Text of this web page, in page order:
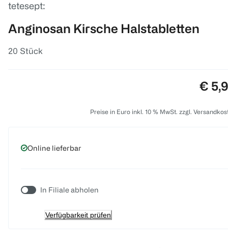
tetesept:
Anginosan Kirsche Halstabletten
20 Stück
€
Preise in Euro inkl. 10 % MwSt. zzgl.
Online lieferbar
In Filiale abholen
Verfügbarkeit prüfen